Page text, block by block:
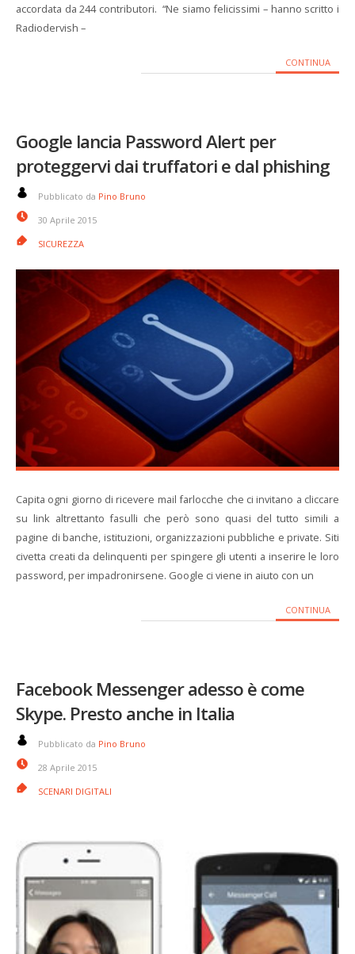
accordata da 244 contributori. “Ne siamo felicissimi – hanno scritto i
Radiodervish –
CONTINUA
Google lancia Password Alert per
proteggervi dai truffatori e dal phishing
Pubblicato da Pino Bruno
30 Aprile 2015
SICUREZZA
Capita ogni giorno di ricevere mail farlocche che ci invitano a cliccare
su link altrettanto fasulli che però sono quasi del tutto simili a
pagine di banche, istituzioni, organizzazioni pubbliche e private. Siti
civetta creati da delinquenti per spingere gli utenti a inserire le loro
password, per impadronirsene. Google ci viene in aiuto con un
CONTINUA
Facebook Messenger adesso è come
Skype. Presto anche in Italia
Pubblicato da Pino Bruno
28 Aprile 2015
SCENARI DIGITALI